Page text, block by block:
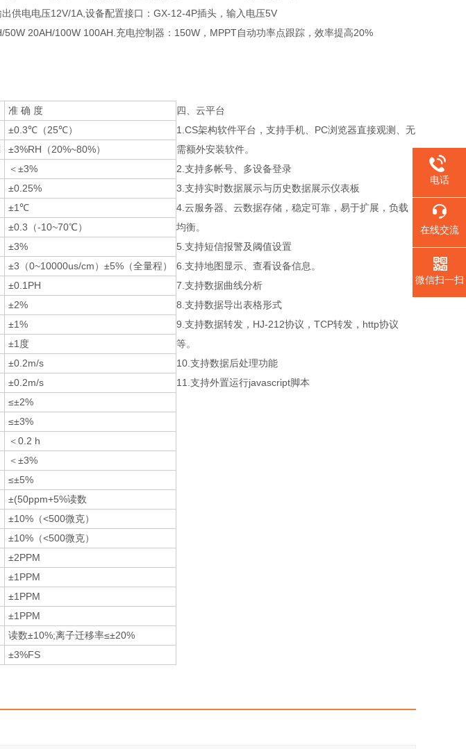
供电电压12V/1A,设备配置接口：GX-12-4P插头，输入电压5V
20AH/100W 100AH.充电控制器：150W，MPPT自动功率点跟踪，效率提高20%
准 确 度
±0.3℃（25℃）
±3%RH（20%~80%）
＜±3%
±0.25%
±1℃
±0.3（-10~70℃）
±3%
±3（0~10000us/cm）±5%（全量程）
±0.1PH
±2%
±1%
±1度
±0.2m/s
±0.2m/s
≤±2%
≤±3%
＜0.2 h
＜±3%
≤±5%
±(50ppm+5%读数
±10%（<500微克）
±10%（<500微克）
±2PPM
±1PPM
±1PPM
±1PPM
读数±10%;离子迁移率≤±20%
±3%FS
四、云平台
1.CS架构软件平台，支持手机、PC浏览器直接观测、无
需额外安装软件。
2.支持多帐号、多设备登录
3.支持实时数据展示与历史数据展示仪表板
4.云服务器、云数据存储，稳定可靠，易于扩展，负载
均衡。
5.支持短信报警及阈值设置
6.支持地图显示、查看设备信息。
7.支持数据曲线分析
8.支持数据导出表格形式
9.支持数据转发，HJ-212协议，TCP转发，http协议
等。
10.支持数据后处理功能
11.支持外置运行javascript脚本
电话
在线交流
微信扫一扫